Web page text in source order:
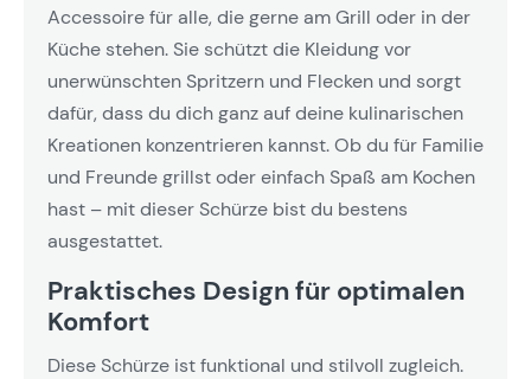
Accessoire für alle, die gerne am Grill oder in der
Küche stehen. Sie schützt die Kleidung vor
unerwünschten Spritzern und Flecken und sorgt
dafür, dass du dich ganz auf deine kulinarischen
Kreationen konzentrieren kannst. Ob du für Familie
und Freunde grillst oder einfach Spaß am Kochen
hast – mit dieser Schürze bist du bestens
ausgestattet.
Praktisches Design für optimalen
Komfort
Diese Schürze ist funktional und stilvoll zugleich.